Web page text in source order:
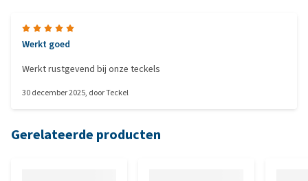
Werkt goed
Werkt rustgevend bij onze teckels
30 december 2025, doorTeckel
Gerelateerde producten